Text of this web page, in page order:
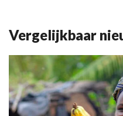
Vergelijkbaar